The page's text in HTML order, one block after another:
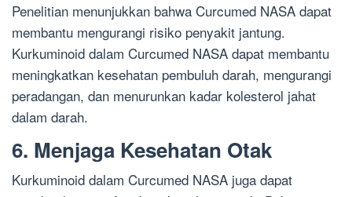
Penelitian menunjukkan bahwa Curcumed NASA dapat
membantu mengurangi risiko penyakit jantung.
Kurkuminoid dalam Curcumed NASA dapat membantu
meningkatkan kesehatan pembuluh darah, mengurangi
peradangan, dan menurunkan kadar kolesterol jahat
dalam darah.
6. Menjaga Kesehatan Otak
Kurkuminoid dalam Curcumed NASA juga dapat